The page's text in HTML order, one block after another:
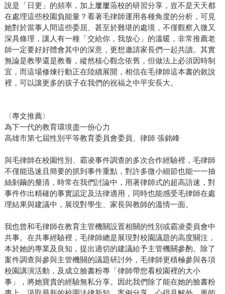
說是「日更」的頻率，加上屢屢蒞校的研習分享，豈不是天天都
在處理這些校園負能量？看著毛律師運用各種角度的分析，可見
她對於當事人間這些委屈、甚至於難堪的處境，不僅觀察入微又
深具條理，讓人有一種「交給你，我放心」的溫暖，非常推薦老
師一定要好好體會其中的深意，更想邀請家長們一起共讀。其實
無論是教學還是教養，縱然核心觀念依舊，但做法上必須因時制
宜，而這場修煉行動正在陸續展開，相信在毛律師這本書的敘說
裡，可以讓更多的孩子在我們的祝福之中平安長大。
〈專文推薦〉
為下一代的教育環境盡一份心力
高雄市第七屆性別平等教育委員會委員、律師 張銘峰
與毛律師在校園性別、霸凌事件調查的多次合作經驗裡，毛律師
不僅能迅速且簡要的抓到事件重點，對許多微小細節也能一一抽
絲剝繭的釐清，時常在我們討論中，用著律師式的超高語速，對
事件作出精確的事實認定及法律適用，同時也能感受毛律師在處
理結果與建議中，展現對學生、家長與教師的溫情一面。
我也曾和毛律師在教育主管機關設置相關的性別或霸凌委員會中
共事。在共事經驗裡，毛律師總是展現對校園議題的高度關注，
本於她的專業及良知，提出適切的建議給予主管機關參酌。除了
案件調查與參與主管機關的議題研討外，毛律師更積極參與各項
校園講演活動，及成立臉書粉專「律師帶您看校園裡的大小
事」，將她寶貴的經驗無私分享。因此我們除了能在她的臉書粉